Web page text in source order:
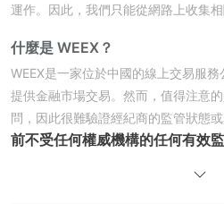
運作。因此，我們只能從網路上收集
什麼是 WEEX？
WEEX是一家位於中國的線上交易服
提供金融市場交易。然而，值得注意
問，因此很難驗證經紀商的監管狀態
前不受任何權威機構的任何有效監